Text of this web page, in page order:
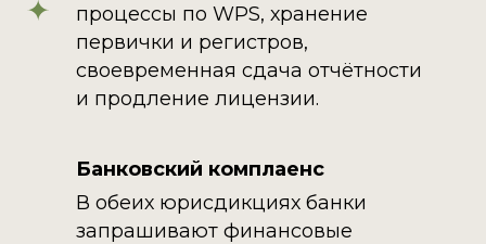
процессы по WPS, хранение
первички и регистров,
своевременная сдача отчётности
и продление лицензии.
Банковский комплаенс
В обеих юрисдикциях банки
запрашивают финансовые